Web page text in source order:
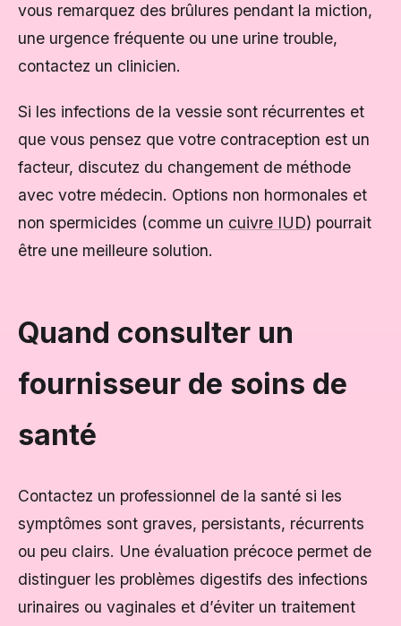
vous remarquez des brûlures pendant la miction,
une urgence fréquente ou une urine trouble,
contactez un clinicien.
Si les infections de la vessie sont récurrentes et
que vous pensez que votre contraception est un
facteur, discutez du changement de méthode
avec votre médecin. Options non hormonales et
non spermicides (comme un cuivre IUD) pourrait
être une meilleure solution.
Quand consulter un
fournisseur de soins de
santé
Contactez un professionnel de la santé si les
symptômes sont graves, persistants, récurrents
ou peu clairs. Une évaluation précoce permet de
distinguer les problèmes digestifs des infections
urinaires ou vaginales et d’éviter un traitement